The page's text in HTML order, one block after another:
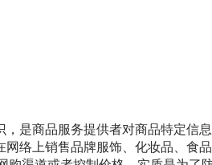
是商品服务提供者对商品特定信
络上销售品牌服饰、化妆品、食